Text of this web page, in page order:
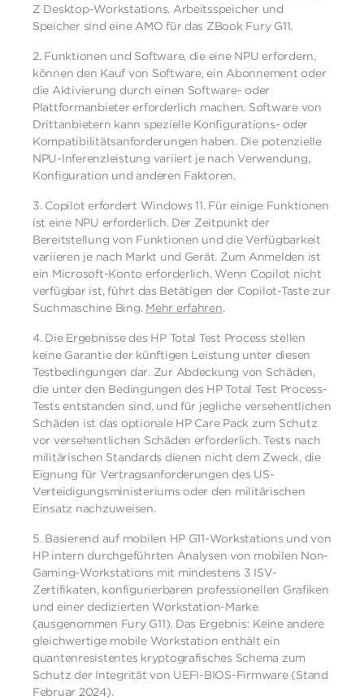
Z Desktop-Workstations. Arbeitsspeicher und
Speicher sind eine AMO für das ZBook Fury G11.
2. Funktionen und Software, die eine NPU erfordern,
können den Kauf von Software, ein Abonnement oder
die Aktivierung durch einen Software- oder
Plattformanbieter erforderlich machen. Software von
Drittanbietern kann spezielle Konfigurations- oder
Kompatibilitätsanforderungen haben. Die potenzielle
NPU-Inferenzleistung variiert je nach Verwendung,
Konfiguration und anderen Faktoren.
3. Copilot erfordert Windows 11. Für einige Funktionen
ist eine NPU erforderlich. Der Zeitpunkt der
Bereitstellung von Funktionen und die Verfügbarkeit
variieren je nach Markt und Gerät. Zum Anmelden ist
ein Microsoft-Konto erforderlich. Wenn Copilot nicht
verfügbar ist, führt das Betätigen der Copilot-Taste zur
Suchmaschine Bing. Mehr erfahren.
4. Die Ergebnisse des HP Total Test Process stellen
keine Garantie der künftigen Leistung unter diesen
Testbedingungen dar. Zur Abdeckung von Schäden,
die unter den Bedingungen des HP Total Test Process-
Tests entstanden sind, und für jegliche versehentlichen
Schäden ist das optionale HP Care Pack zum Schutz
vor versehentlichen Schäden erforderlich. Tests nach
militärischen Standards dienen nicht dem Zweck, die
Eignung für Vertragsanforderungen des US-
Verteidigungsministeriums oder den militärischen
Einsatz nachzuweisen.
5. Basierend auf mobilen HP G11-Workstations und von
HP intern durchgeführten Analysen von mobilen Non-
Gaming-Workstations mit mindestens 3 ISV-
Zertifikaten, konfigurierbaren professionellen Grafiken
und einer dedizierten Workstation-Marke
(ausgenommen Fury G11). Das Ergebnis: Keine andere
gleichwertige mobile Workstation enthält ein
quantenresistentes kryptografisches Schema zum
Schutz der Integrität von UEFI-BIOS-Firmware (Stand
Februar 2024).